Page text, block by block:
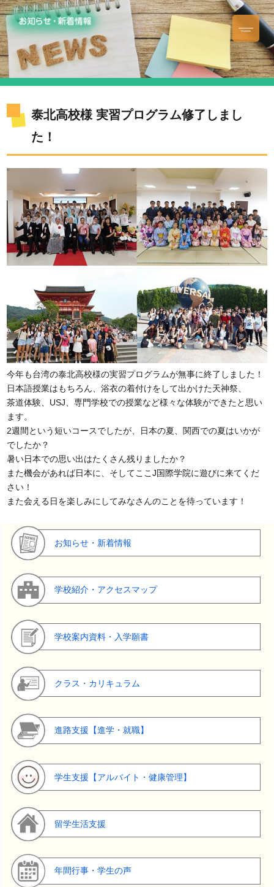
泰北高校様 実習プログラム修了しまし
た！
今年も台湾の泰北高校様の実習プログラムが無事に終了しました！
日本語授業はもちろん、浴衣の着付けをして出かけた天神祭、
茶道体験、USJ、専門学校での授業など様々な体験ができたと思い
ます。
2週間という短いコースでしたが、日本の夏、関西での夏はいかが
でしたか？
暑い日本での思い出はたくさん残りましたか？
また機会があれば日本に、そしてここJ国際学院に遊びに来てくだ
さい！
また会える日を楽しみにしてみなさんのことを待っています！
お知らせ・新着情報
学校紹介・アクセスマップ
学校案内資料・入学願書
クラス・カリキュラム
進路支援【進学・就職】
学生支援【アルバイト・健康管理】
留学生活支援
年間行事・学生の声